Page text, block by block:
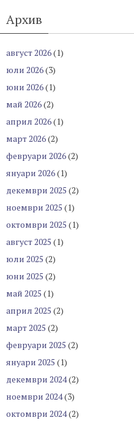
Архив
август 2026(1)
юли 2026(3)
юни 2026(1)
май 2026(2)
април 2026(1)
март 2026(2)
февруари 2026(2)
януари 2026(1)
декември 2025 (2)
ноември 2025 (1)
октомври 2025 (1)
август 2025 (1)
юли 2025 (2)
юни 2025 (2)
май 2025 (1)
април 2025 (2)
март 2025 (2)
февруари 2025 (2)
януари 2025 (1)
декември 2024(2)
ноември 2024(3)
октомври 2024(2)